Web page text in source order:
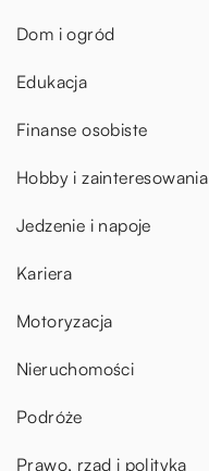
Dom i ogród
Edukacja
Finanse osobiste
Hobby i zainteresowania
Jedzenie i napoje
Kariera
Motoryzacja
Nieruchomości
Podróże
Prawo, rząd i polityka